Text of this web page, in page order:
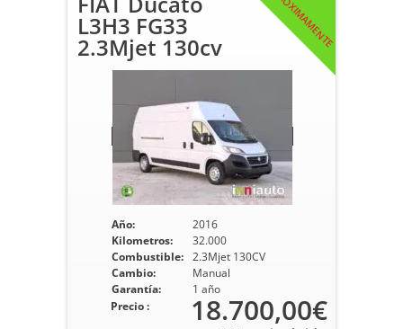
PRÓXIMAMENTE
L3H3 FG33
2.3Mjet 130cv
Año:
2016
Kilometros:
32.000
Combustible:
2.3Mjet 130CV
Cambio:
Manual
Garantía:
1 año
Precio : 18.700,00€